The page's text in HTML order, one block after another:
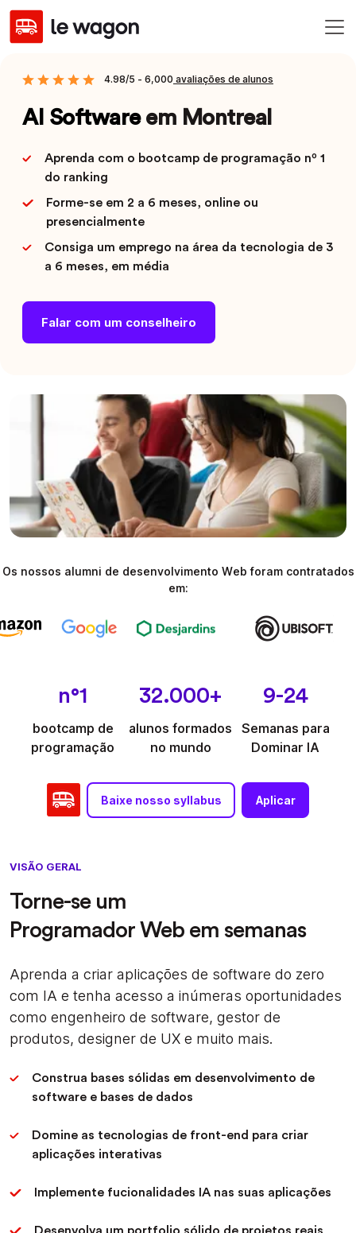
4.98/5 - 6,000 avaliações de alunos
AI Software em Montreal
Aprenda com o bootcamp de programação nº 1
do ranking
Forme-se em 2 a 6 meses, online ou
presencialmente
Consiga um emprego na área da tecnologia de 3
a 6 meses, em média
Falar com um conselheiro
Os nossos alumni de desenvolvimento Web foram contratados
em:
n°1
bootcamp de
programação
32.000+
alunos formados
no mundo
9-24
Semanas para
Dominar IA
Baixe nosso syllabus Aplicar
VISÃO GERAL
Torne-se um
Programador Web em semanas
Aprenda a criar aplicações de software do zero
com IA e tenha acesso a inúmeras oportunidades
como engenheiro de software, gestor de
produtos, designer de UX e muito mais.
Construa bases sólidas em desenvolvimento de
software e bases de dados
Domine as tecnologias de front-end para criar
aplicações interativas
Implemente fucionalidades IA nas suas aplicações